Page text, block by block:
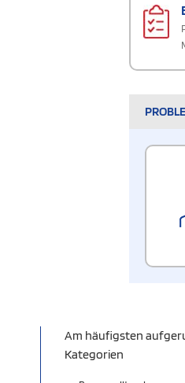
Am häufigsten
Kategorien